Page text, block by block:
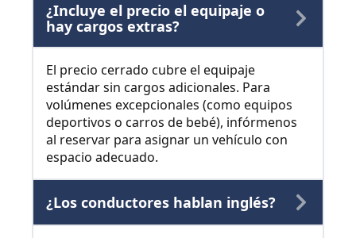
¿Incluye el precio el equipaje o
hay cargos extras?
El precio cerrado cubre el equipaje
estándar sin cargos adicionales. Para
volúmenes excepcionales (como equipos
deportivos o carros de bebé), infórmenos
al reservar para asignar un vehículo con
espacio adecuado.
¿Los conductores hablan inglés?